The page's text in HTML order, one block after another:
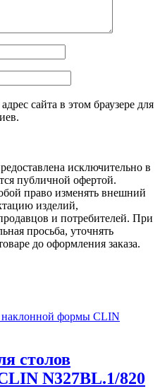
сайта в этом браузере для
исключительно в
публичной офертой.
право изменять внешний
изделий,
и потребителей. При
просьба, уточнять
до оформления заказа.
столов
N327BL.1/820